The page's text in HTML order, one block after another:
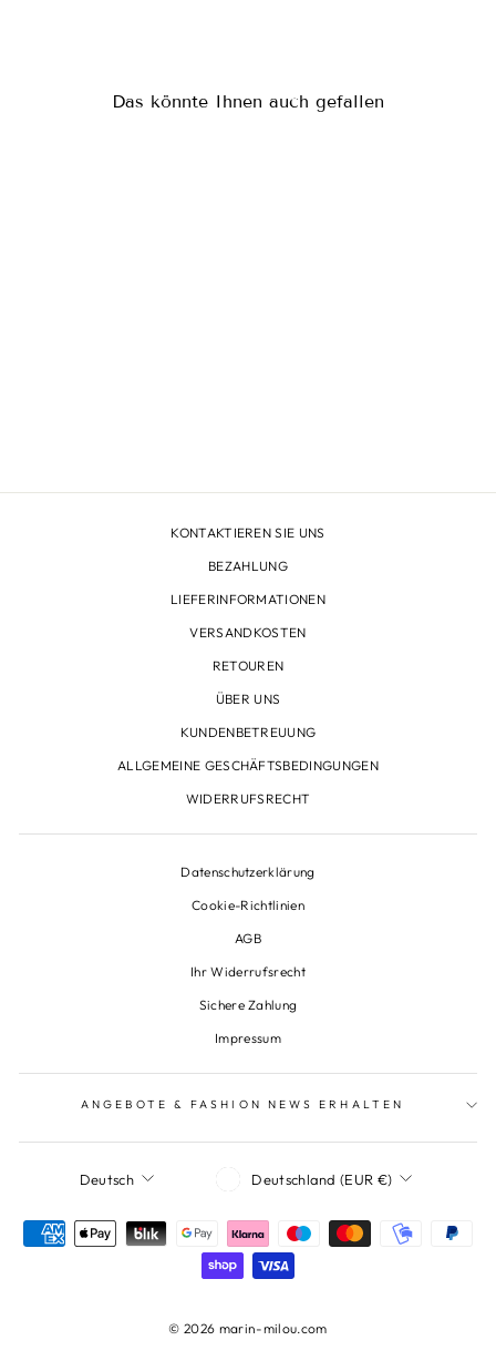
Das könnte Ihnen auch gefallen
KONTAKTIEREN SIE UNS
BEZAHLUNG
LIEFERINFORMATIONEN
VERSANDKOSTEN
RETOUREN
ÜBER UNS
KUNDENBETREUUNG
ALLGEMEINE GESCHÄFTSBEDINGUNGEN
WIDERRUFSRECHT
Datenschutzerklärung
Cookie-Richtlinien
AGB
Ihr Widerrufsrecht
Sichere Zahlung
Impressum
ANGEBOTE & FASHION NEWS ERHALTEN
Sprache
Deutsch Währung
Deutschland (EUR €)
© 2026 marin-milou.com